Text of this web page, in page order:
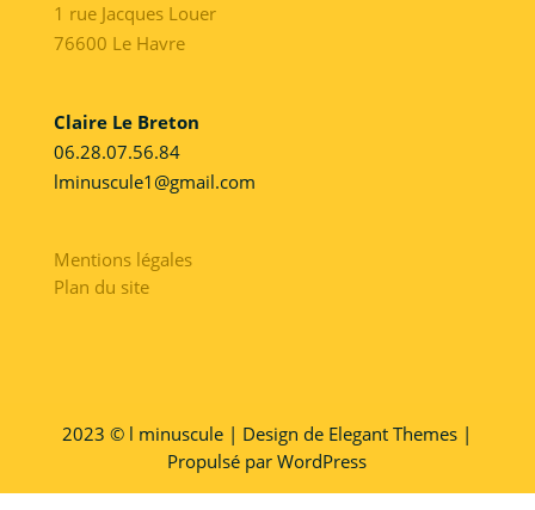
1 rue Jacques Louer
76600 Le Havre
Claire Le Breton
06.28.07.56.84
lminuscule1@gmail.com
Mentions légales
Plan du site
2023 © l minuscule | Design de Elegant Themes |
Propulsé par WordPress